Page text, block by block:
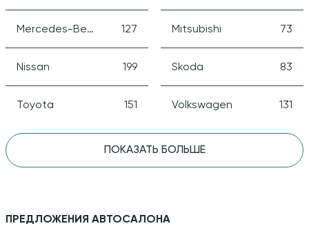
Mercedes-Benz 127 Mitsubishi 73
Nissan 199 Skoda 83
Toyota 151 Volkswagen 131
ПОКАЗАТЬ БОЛЬШЕ
ПРЕДЛОЖЕНИЯ АВТОСАЛОНА